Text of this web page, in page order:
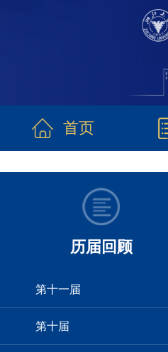
首页
历届回顾
第十一届
第十届